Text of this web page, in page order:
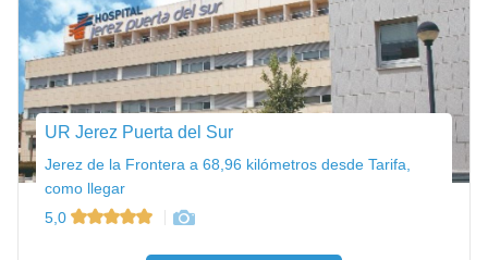
UR Jerez Puerta del Sur
Jerez de la Frontera a 68,96 kilómetros desde Tarifa,
como llegar
5,0